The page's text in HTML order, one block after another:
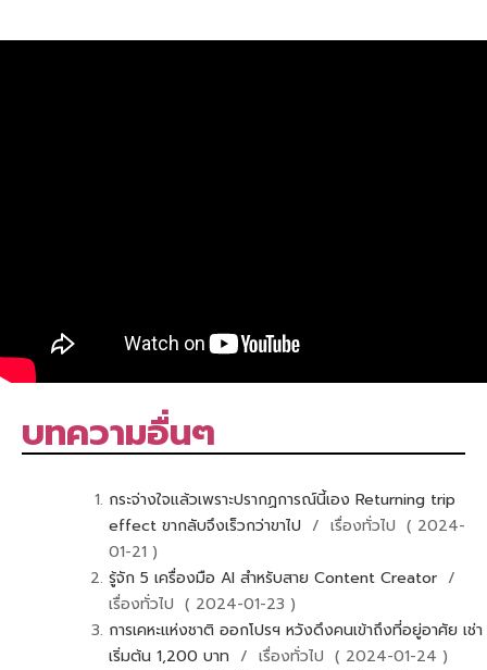
บทความอื่นๆ
กระจ่างใจแล้วเพราะปรากฏการณ์นี้เอง Returning trip
effect ขากลับจึงเร็วกว่าขาไป / เรื่องทั่วไป ( 2024-
01-21 )
รู้จัก 5 เครื่องมือ AI สำหรับสาย Content Creator /
เรื่องทั่วไป ( 2024-01-23 )
การเคหะแห่งชาติ ออกโปรฯ หวังดึงคนเข้าถึงที่อยู่อาศัย เช่า
เริ่มต้น 1,200 บาท / เรื่องทั่วไป ( 2024-01-24 )